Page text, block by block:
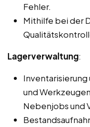
Fehler.
Mithilfe bei der
Lagerverwaltung:
Inventarisierung
und
Nebenjobs und